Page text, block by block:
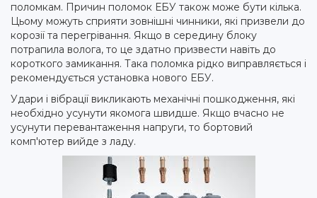
поломкам. Причин поломок ЕБУ також може бути кілька.
Цьому можуть сприяти зовнішні чинники, які призвели до
корозії та перегрівання. Якщо в середину блоку
потрапила волога, то це здатно призвести навіть до
короткого замикання. Така поломка рідко виправляється і
рекомендується установка нового ЕБУ.
Удари і вібрації викликають механічні пошкодження, які
необхідно усунути якомога швидше. Якщо вчасно не
усунути перевантаження напруги, то бортовий
комп'ютер вийде з ладу.